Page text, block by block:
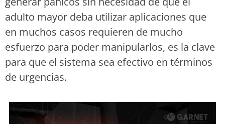
adulto mayor deba utilizar aplicaciones que
en muchos casos requieren de mucho
esfuerzo para poder manipularlos, es la clave
para que el sistema sea efectivo en términos
de urgencias.